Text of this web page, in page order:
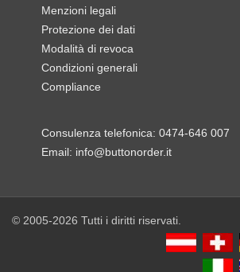
Menzioni legali
Protezione dei dati
Modalità di revoca
Condizioni generali
Compliance
Consulenza telefonica:0474-646 007
Email: info@buttonorder.it
© 2005-2026 Tutti i diritti riservati.